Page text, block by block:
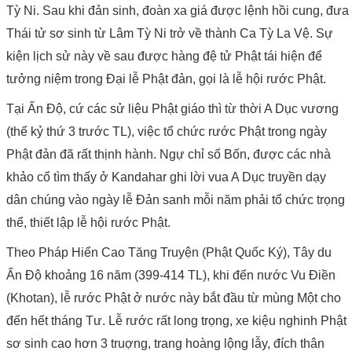
Tỳ Ni. Sau khi đản sinh, đoàn xa giá được lệnh hồi cung, đưa
Thái tử sơ sinh từ Lâm Tỳ Ni trở về thành Ca Tỳ La Vệ. Sự
kiện lịch sử này về sau được hàng đệ tử Phật tái hiện để
tưởng niệm trong Đại lễ Phật đản, gọi là lễ hội rước Phật.
Tại Ấn Độ, cứ các sử liệu Phật giáo thì từ thời A Dục vương
(thế kỷ thứ 3 trước TL), việc tổ chức rước Phật trong ngày
Phật đản đã rất thịnh hành. Ngự chỉ số Bốn, được các nhà
khảo cổ tìm thấy ở Kandahar ghi lời vua A Dục truyền dạy
dân chúng vào ngày lễ Đản sanh mỗi năm phải tổ chức trọng
thể, thiết lập lễ hội rước Phật.
Theo Pháp Hiển Cao Tăng Truyện (Phật Quốc Ký), Tây du
Ấn Độ khoảng 16 năm (399-414 TL), khi đến nước Vu Điền
(Khotan), lễ rước Phật ở nước này bắt đầu từ mùng Một cho
đến hết tháng Tư. Lễ rước rất long trọng, xe kiệu nghinh Phật
sơ sinh cao hơn 3 truợng, trang hoàng lộng lẫy, đích thân